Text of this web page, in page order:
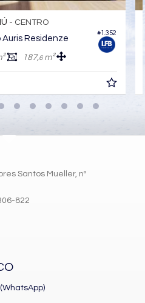
#1.352
- CENTRO
Residenze
187,6m²
Santos Mueller, nº
822